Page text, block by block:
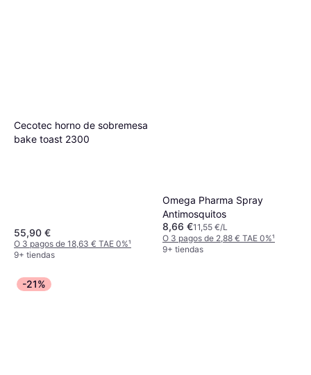
Cecotec horno de sobremesa
bake toast 2300
55,90 €
O 3 pagos de 18,63 € TAE 0%¹
9+ tiendas
Omega Pharma Spray
Antimosquitos
8,66 €11,55 €/L
O 3 pagos de 2,88 € TAE 0%¹
9+ tiendas
-21%